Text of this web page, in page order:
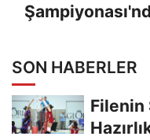
SON HABERLER
Filenin